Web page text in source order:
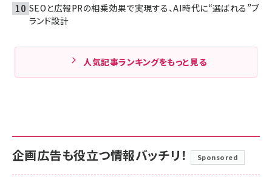
SEOと広報PRの相乗効果で実現する、AI時代に“選ばれる”ブ
ランド設計
人気記事ランキングをもっと見る
企画広告も役立つ情報バッチリ！ Sponsored